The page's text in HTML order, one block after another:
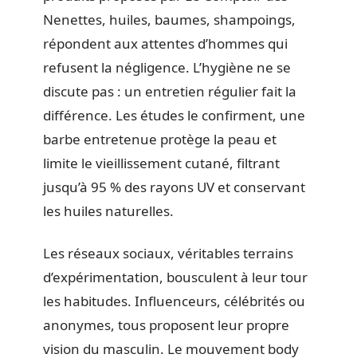
Nenettes, huiles, baumes, shampoings,
répondent aux attentes d’hommes qui
refusent la négligence. L’hygiène ne se
discute pas : un entretien régulier fait la
différence. Les études le confirment, une
barbe entretenue protège la peau et
limite le vieillissement cutané, filtrant
jusqu’à 95 % des rayons UV et conservant
les huiles naturelles.
Les réseaux sociaux, véritables terrains
d’expérimentation, bousculent à leur tour
les habitudes. Influenceurs, célébrités ou
anonymes, tous proposent leur propre
vision du masculin. Le mouvement body